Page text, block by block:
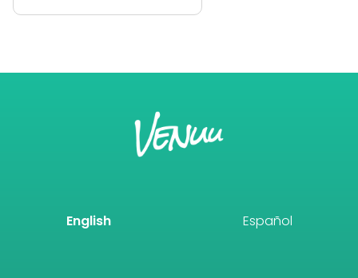
English Español